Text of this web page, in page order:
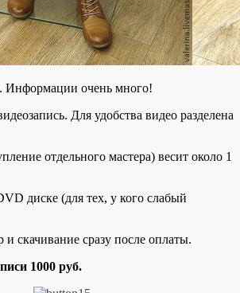
Информации очень много!
Для удобства видео разделена
отдельного мастера) весит около 1
диске (для тех, у кого слабый
скачивание сразу после оплаты.
1000 руб.